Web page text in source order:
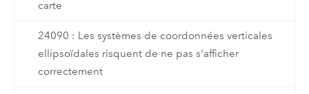
carte
24090 : Les systèmes de coordonnées verticales
ellipsoïdales risquent de ne pas s'afficher
correctement